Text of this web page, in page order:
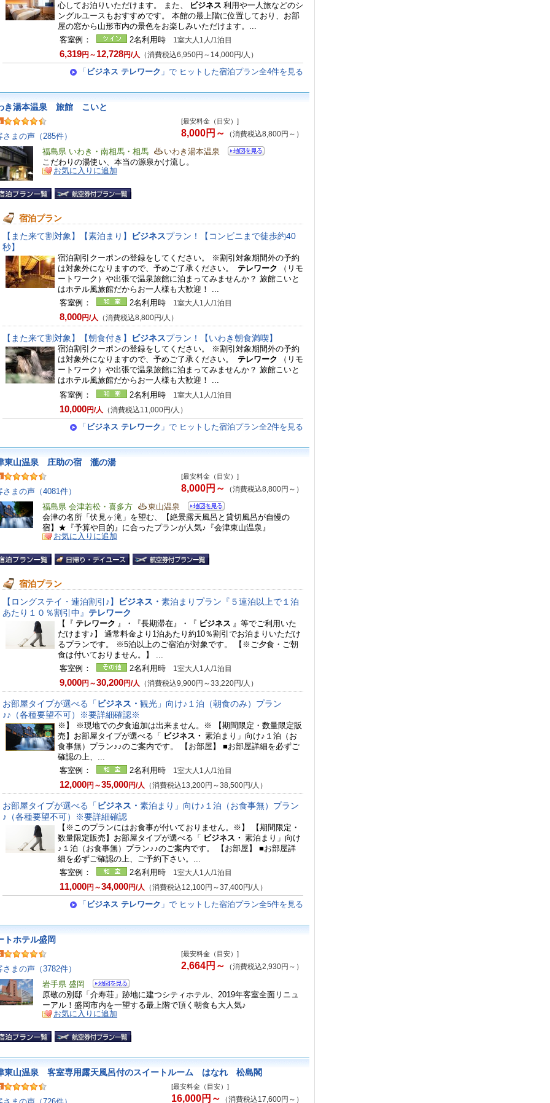
心してお泊りいただけます。 また、
ビジネス 利用や一人旅などのシ
ングルユースもおすすめです。 本館の最上階に位置しており、お部
屋の窓から山形市内の景色をお楽しみいただけます。...
客室例：
2名利用時 1室大人1人/1泊目
6,319円～ 12,728円/人 （消費税込6,950円～14,000円/人）
「 ビジネス テレワーク 」で ヒットした宿泊プラン全4件を見る
き湯本温泉 旅館 こいと
さまの声（285件）
[最安料金（目安）]
8,000円～ （消費税込8,800円～）
福島県 いわき・南相馬・相馬
いわき湯本温泉
こだわりの湯使い、本当の源泉かけ流し。
お気に入りに追加
宿泊プラン
【また来て割対象】【素泊まり】
ビジネスプラン！【コンビニまで徒歩約40
秒】
宿泊割引クーポンの登録をしてください。 ※割引対象期間外の予約
は対象外になりますので、予めご了承ください。
テレワーク
（リモ
ートワーク）や出張で温泉旅館に泊まってみませんか？ 旅館こいと
はホテル風旅館だからお一人様も大歓迎！ ...
客室例：
2名利用時 1室大人1人/1泊目
8,000円/人 （消費税込8,800円/人）
【また来て割対象】【朝食付き】 ビジネスプラン！【いわき朝食満喫】
宿泊割引クーポンの登録をしてください。 ※割引対象期間外の予約
は対象外になりますので、予めご了承ください。
テレワーク
（リモ
ートワーク）や出張で温泉旅館に泊まってみませんか？ 旅館こいと
はホテル風旅館だからお一人様も大歓迎！ ...
客室例：
2名利用時 1室大人1人/1泊目
10,000円/人 （消費税込11,000円/人）
「 ビジネス テレワーク 」で ヒットした宿泊プラン全2件を見る
東山温泉 庄助の宿 瀧の湯
さまの声（4081件）
[最安料金（目安）]
8,000円～ （消費税込8,800円～）
福島県 会津若松・喜多方
東山温泉
会津の名所「伏見ヶ滝」を望む、【絶景露天風呂と貸切風呂が自慢の
宿】★『予算や目的』に合ったプランが人気♪『会津東山温泉』
お気に入りに追加
宿泊プラン
【ロングステイ・連泊割引♪】
ビジネス・ 素泊まりプラン『５連泊以上で１泊
あたり１０％割引中』 テレワーク
【『 テレワーク 』・『長期滞在』・『 ビジネス 』等でご利用いた
だけます♪】 通常料金より1泊あたり約10％割引でお泊まりいただけ
るプランです。 ※5泊以上のご宿泊が対象です。 【※ご夕食・ご朝
食は付いておりません。】 ...
客室例：
2名利用時 1室大人1人/1泊目
9,000円～30,200円/人 （消費税込9,900円～33,220円/人）
お部屋タイプが選べる「 ビジネス・ 観光」向け♪１泊（朝食のみ）プラン
♪♪（各種要望不可）※要詳細確認※
※】 ※現地での夕食追加は出来ません。※ 【期間限定・数量限定販
売】お部屋タイプが選べる「 ビジネス・ 素泊まり」向け♪１泊（お
食事無）プラン♪♪のご案内です。 【お部屋】 ■お部屋詳細を必ずご
確認の上、...
客室例：
2名利用時 1室大人1人/1泊目
12,000円～35,000円/人 （消費税込13,200円～38,500円/人）
お部屋タイプが選べる「 ビジネス・ 素泊まり」向け♪１泊（お食事無）プラン
♪（各種要望不可）※要詳細確認
【※このプランにはお食事が付いておりません。※】 【期間限定・
数量限定販売】お部屋タイプが選べる「 ビジネス・ 素泊まり」向け
♪１泊（お食事無）プラン♪♪のご案内です。 【お部屋】 ■お部屋詳
細を必ずご確認の上、ご予約下さい。...
客室例：
2名利用時 1室大人1人/1泊目
11,000円～34,000円/人 （消費税込12,100円～37,400円/人）
「 ビジネス テレワーク 」で ヒットした宿泊プラン全5件を見る
トホテル盛岡
さまの声（3782件）
[最安料金（目安）]
2,664円～ （消費税込2,930円～）
岩手県 盛岡
原敬の別邸「介寿荘」跡地に建つシティホテル、2019年客室全面リニュ
ーアル！盛岡市内を一望する最上階で頂く朝食も大人気♪
お気に入りに追加
東山温泉 客室専用露天風呂付のスイートルーム はなれ 松島閣
[最安料金（目安）]
16,000円～ （消費税込17,600円～）